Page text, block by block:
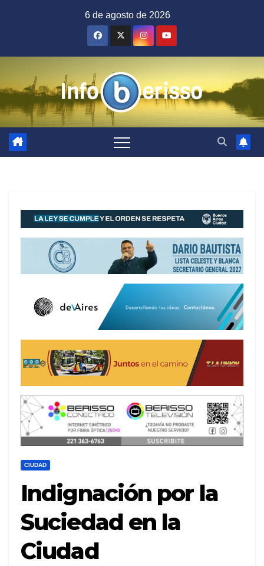
6 de agosto de 2026
CIUDAD
Indignación por la
Suciedad en la
Ciudad